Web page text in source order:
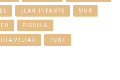
LLAR INFANTS MUR
PISCINA
PONT